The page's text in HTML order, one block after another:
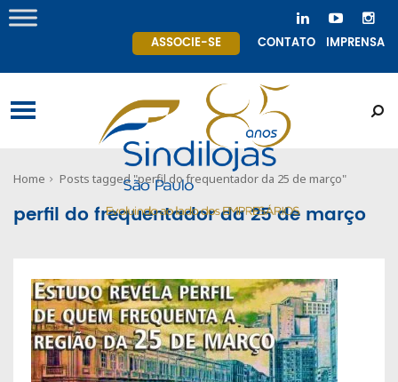
ASSOCIE-SE CONTATO IMPRENSA
Home Posts tagged "perfil do frequentador da 25 de março"
perfil do frequentador da 25 de março